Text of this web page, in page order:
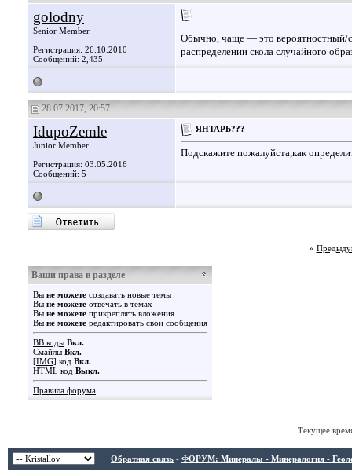
golodny
Senior Member
Регистрация: 26.10.2010
Сообщений: 2,435
Обычно, чаще — это вероятностный/
распределении скола случайного
28.07.2017, 20:57
IdupoZemle
Junior Member
Регистрация: 03.05.2016
Сообщений: 5
ЯНТАРЬ???
Подскажите пожалуйста,как
«
Ваши права в разделе
Вы не можете создавать новые темы
Вы не можете отвечать в темах
Вы не можете прикреплять вложения
Вы не можете редактировать свои сообщения
BB коды Вкл.
Смайлы Вкл.
[IMG] код Вкл.
HTML код Выкл.
Правила форума
Текущее
Обратная связь - ФОРУМ: Минералы - Минералогия -